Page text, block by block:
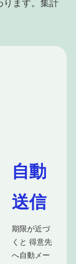
ります。集計
自動
送信
期限が近づ
くと 得意先
へ自動メー